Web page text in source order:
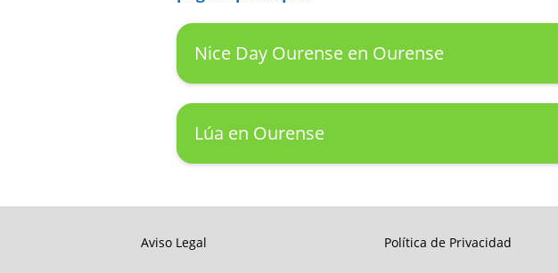
Nice Day Ourense en Ourense
Lúa en Ourense
Aviso Legal Política de Privacidad